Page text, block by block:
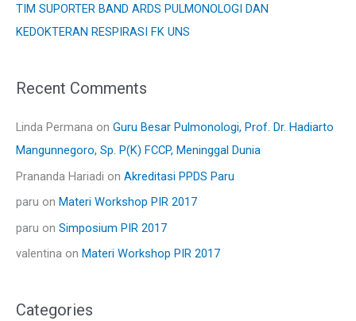
TIM SUPORTER BAND ARDS PULMONOLOGI DAN
KEDOKTERAN RESPIRASI FK UNS
Recent Comments
Linda Permana on Guru Besar Pulmonologi, Prof. Dr. Hadiarto
Mangunnegoro, Sp. P(K) FCCP, Meninggal Dunia
Prananda Hariadi on Akreditasi PPDS Paru
paru on Materi Workshop PIR 2017
paru on Simposium PIR 2017
valentina on Materi Workshop PIR 2017
Categories